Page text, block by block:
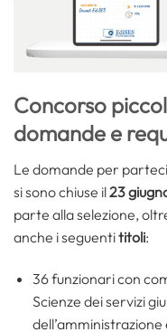
Concorso
domande e
Le domande per
si sono chiuse il23
parte alla selezione,
anche i seguentititoli:
36 funzionari con
Scienze dei servizi
dell’amministrazione